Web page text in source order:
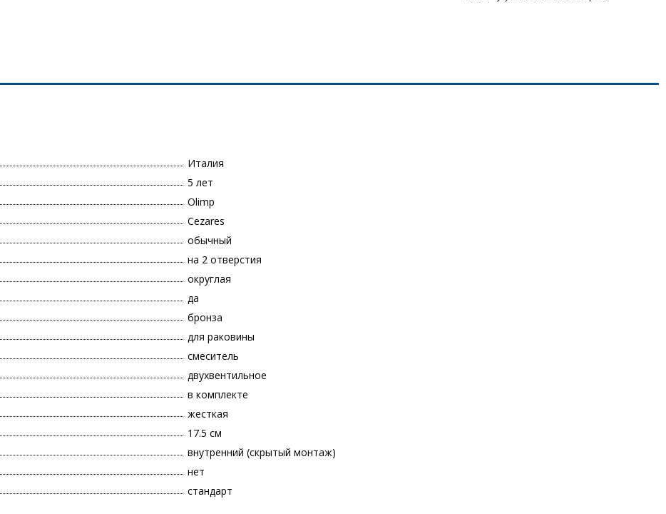
Италия
5 лет
Olimp
Cezares
обычный
на 2 отверстия
округлая
да
бронза
для раковины
смеситель
двухвентильное
в комплекте
жесткая
17.5 см
внутренний (скрытый монтаж)
нет
стандарт